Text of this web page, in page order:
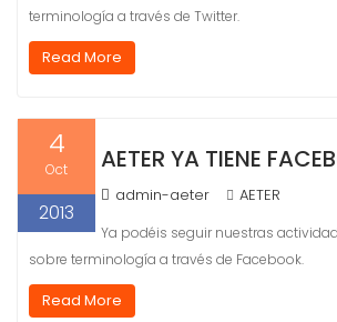
terminología a través de Twitter.
Read More
4
Oct
2013
AETER YA TIENE
admin-aeter AETER
Ya podéis seguir nuestras
sobre terminología a través de Facebook.
Read More